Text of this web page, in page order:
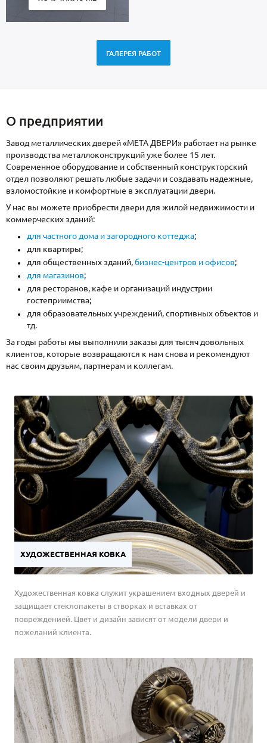
ГАЛЕРЕЯ РАБОТ
О предприятии
Завод металлических дверей «МЕТА ДВЕРИ» работает на рынке
производства металлоконструкций уже более 15 лет.
Современное оборудование и собственный конструкторский
отдел позволяют решать любые задачи и создавать надежные,
взломостойкие и комфортные в эксплуатации двери.
У нас вы можете приобрести двери для жилой недвижимости и
коммерческих зданий:
для частного дома и загородного коттеджа;
для квартиры;
для общественных зданий,бизнес-центров и офисов;
для магазинов;
для ресторанов, кафе и организаций индустрии
гостеприимства;
для образовательных учреждений, спортивных объектов и
тд.
За годы работы мы выполнили заказы для тысяч довольных
клиентов, которые возвращаются к нам снова и рекомендуют
нас своим друзьям, партнерам и коллегам.
ХУДОЖЕСТВЕННАЯ КОВКА
Художественная ковка служит украшением входных дверей и
защищает стеклопакеты в створках и вставках от
поврежденией. Цвет и дизайн зависят от модели двери и
пожеланий клиента.